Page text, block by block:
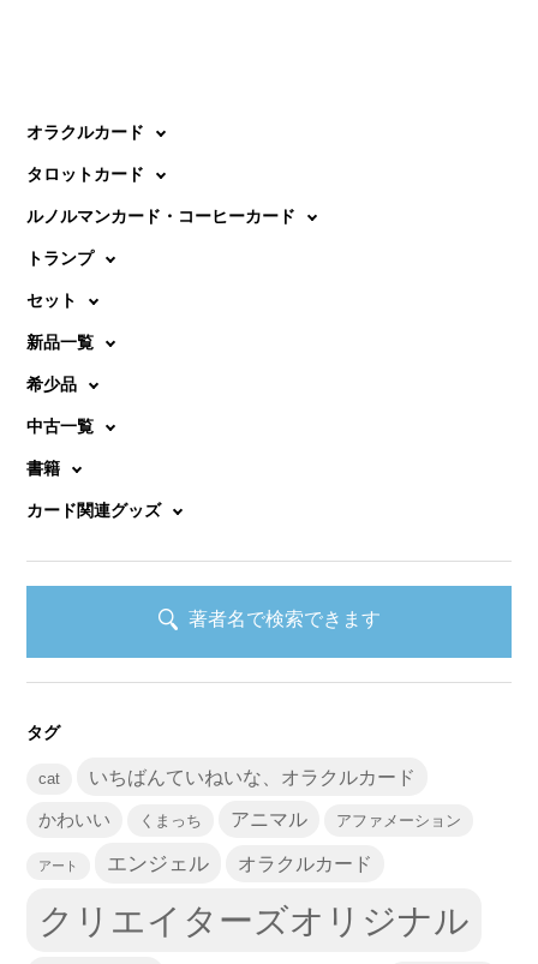
ビ
ゲ
ー
シ
ョ
ン
オラクルカード
タロットカード
ルノルマンカード・コーヒーカード
トランプ
セット
新品一覧
希少品
中古一覧
書籍
カード関連グッズ
著者名で検索できます
タグ
cat いちばんていねいな、オラクルカード
かわいい くまっち アニマル アファメーション
アート エンジェル オラクルカード
クリエイターズオリジナル